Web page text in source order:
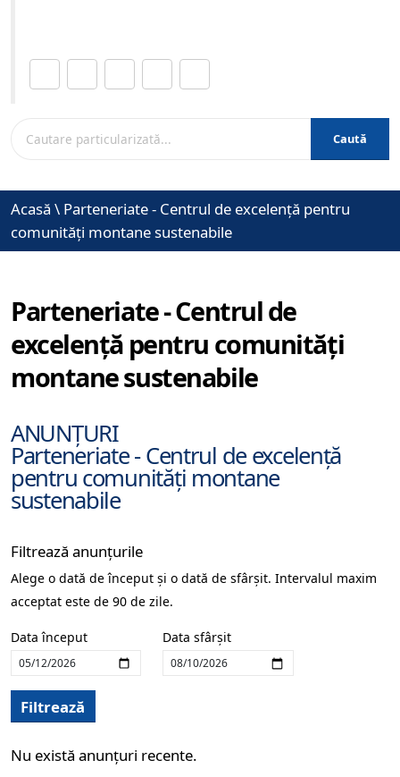
Caută
Acasă \ Parteneriate - Centrul de excelență pentru
comunități montane sustenabile
Parteneriate - Centrul de
excelență pentru comunități
montane sustenabile
ANUNȚURI
Parteneriate - Centrul de excelență
pentru comunități montane
sustenabile
Filtrează anunțurile
Alege o dată de început și o dată de sfârșit. Intervalul maxim
acceptat este de 90 de zile.
Data început Data sfârșit
Filtrează
Nu există anunțuri recente.